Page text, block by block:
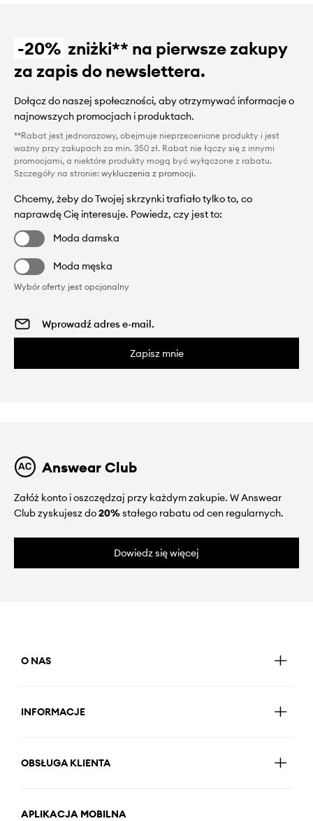
-20% zniżki** na pierwsze zakupy
za zapis do newslettera.
Dołącz do naszej społeczności, aby otrzymywać informacje o
najnowszych promocjach i produktach.
**Rabat jest jednorazowy, obejmuje nieprzecenione produkty i jest
ważny przy zakupach za min. 350 zł. Rabat nie łączy się z innymi
promocjami, a niektóre produkty mogą być wyłączone z rabatu.
Szczegóły na stronie: wykluczenia z promocji.
Chcemy, żeby do Twojej skrzynki trafiało tylko to, co
naprawdę Cię interesuje. Powiedz, czy jest to:
Moda damska
Moda męska
Wybór oferty jest opcjonalny
Zapisz mnie
Answear Club
Załóż konto i oszczędzaj przy każdym zakupie. W Answear
Club zyskujesz do20%stałego rabatu od cen regularnych.
Dowiedz się więcej
O NAS
INFORMACJE
OBSŁUGA KLIENTA
APLIKACJA MOBILNA